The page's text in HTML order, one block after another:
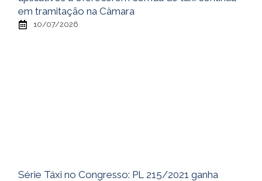
em tramitação na Câmara
10/07/2026
Série Táxi no Congresso: PL 215/2021 ganha